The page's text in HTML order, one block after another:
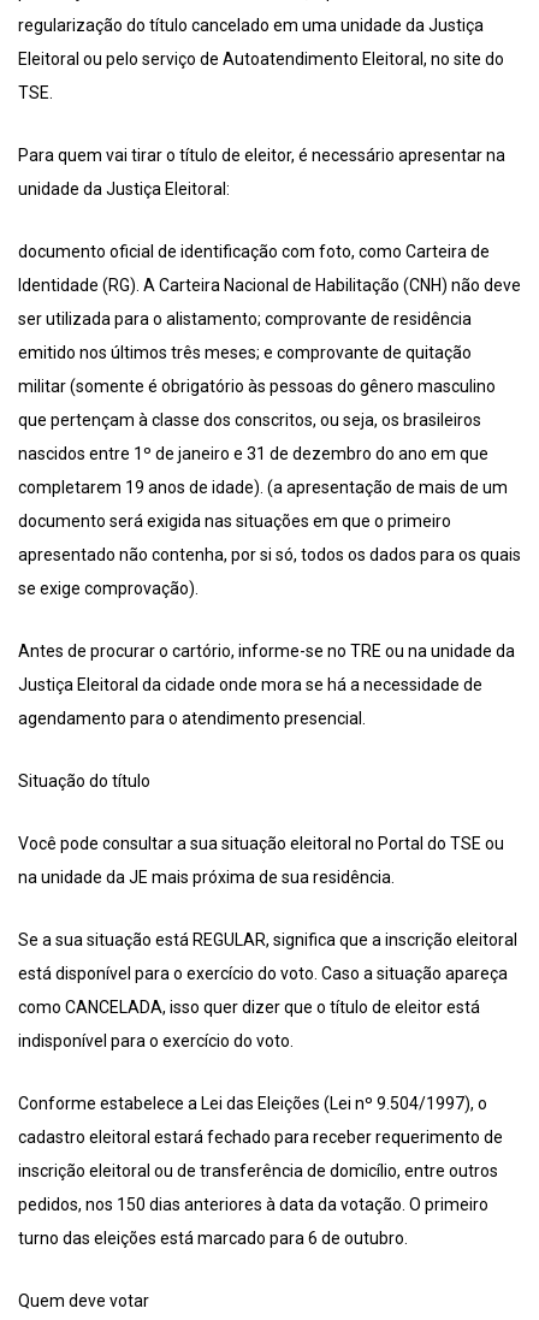
regularização do título cancelado em uma unidade da Justiça
Eleitoral ou pelo serviço de Autoatendimento Eleitoral, no site do
TSE.
Para quem vai tirar o título de eleitor, é necessário apresentar na
unidade da Justiça Eleitoral:
documento oficial de identificação com foto, como Carteira de
Identidade (RG). A Carteira Nacional de Habilitação (CNH) não deve
ser utilizada para o alistamento; comprovante de residência
emitido nos últimos três meses; e comprovante de quitação
militar (somente é obrigatório às pessoas do gênero masculino
que pertençam à classe dos conscritos, ou seja, os brasileiros
nascidos entre 1º de janeiro e 31 de dezembro do ano em que
completarem 19 anos de idade). (a apresentação de mais de um
documento será exigida nas situações em que o primeiro
apresentado não contenha, por si só, todos os dados para os quais
se exige comprovação).
Antes de procurar o cartório, informe-se no TRE ou na unidade da
Justiça Eleitoral da cidade onde mora se há a necessidade de
agendamento para o atendimento presencial.
Situação do título
Você pode consultar a sua situação eleitoral no Portal do TSE ou
na unidade da JE mais próxima de sua residência.
Se a sua situação está REGULAR, significa que a inscrição eleitoral
está disponível para o exercício do voto. Caso a situação apareça
como CANCELADA, isso quer dizer que o título de eleitor está
indisponível para o exercício do voto.
Conforme estabelece a Lei das Eleições (Lei nº 9.504/1997), o
cadastro eleitoral estará fechado para receber requerimento de
inscrição eleitoral ou de transferência de domicílio, entre outros
pedidos, nos 150 dias anteriores à data da votação. O primeiro
turno das eleições está marcado para 6 de outubro.
Quem deve votar